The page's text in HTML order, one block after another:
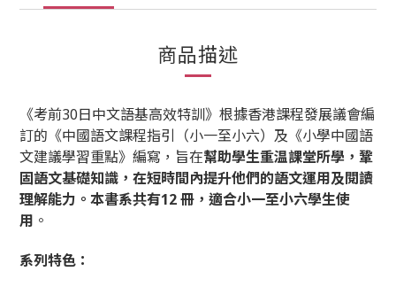
商品描述
《考前30日中文語基高效特訓》根據香港課程發展議會編
訂的《中國語文課程指引（小一至小六）及《小學中國語
文建議學習重點》編寫，旨在幫助學生重温課堂所學，鞏
固語文基礎知識，在短時間內提升他們的語文運用及閱讀
理解能力。本書系共有12 冊，適合小一至小六學生使
用 。
系列特色：